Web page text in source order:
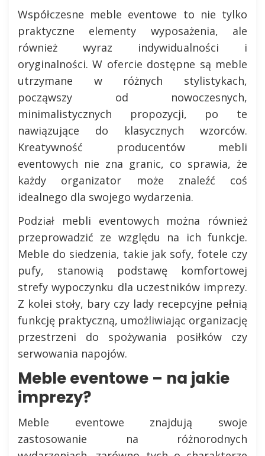
Współczesne meble eventowe to nie tylko
praktyczne elementy wyposażenia, ale
również wyraz indywidualności i
oryginalności. W ofercie dostępne są meble
utrzymane w różnych stylistykach,
począwszy od nowoczesnych,
minimalistycznych propozycji, po te
nawiązujące do klasycznych wzorców.
Kreatywność producentów mebli
eventowych nie zna granic, co sprawia, że
każdy organizator może znaleźć coś
idealnego dla swojego wydarzenia.
Podział mebli eventowych można również
przeprowadzić ze względu na ich funkcje.
Meble do siedzenia, takie jak sofy, fotele czy
pufy, stanowią podstawę komfortowej
strefy wypoczynku dla uczestników imprezy.
Z kolei stoły, bary czy lady recepcyjne pełnią
funkcję praktyczną, umożliwiając organizację
przestrzeni do spożywania posiłków czy
serwowania napojów.
Meble eventowe – na jakie
imprezy?
Meble eventowe znajdują swoje
zastosowanie na różnorodnych